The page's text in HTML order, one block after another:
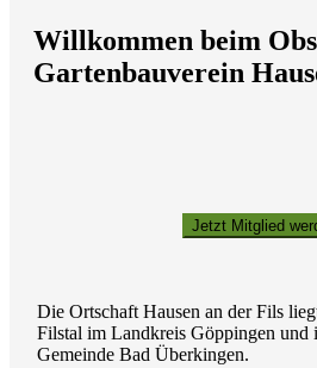
Willkommen beim
Gartenbauverein
Jetzt Mitglied
Die Ortschaft Hausen an der Fils
Filstal im Landkreis Göppingen und
Gemeinde Bad Überkingen.